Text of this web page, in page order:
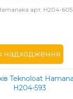
арт. H204-605
надходження